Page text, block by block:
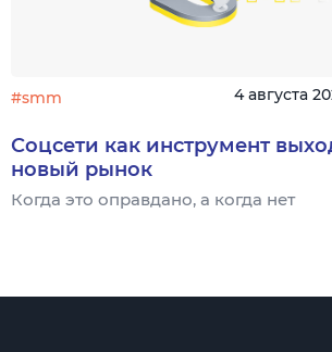
#smm 4 августа
Соцсети как инструмент
новый рынок
Когда это оправдано, а когда нет